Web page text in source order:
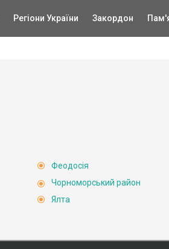
Регіони України Закордон
Феодосія
Чорноморський район
Ялта